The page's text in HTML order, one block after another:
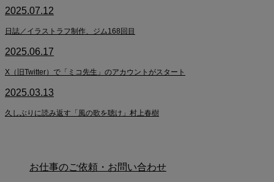
2025.07.12
日誌／イラストラフ制作、ジム168回目
2025.06.17
X（旧Twitter）で「ミコ先生」のアカウントがスタート
2025.03.13
久しぶりに読み返す「風の歌を聴け」村上春樹
お仕事のご依頼・お問い合わせ